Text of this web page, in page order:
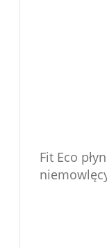
Fit Eco